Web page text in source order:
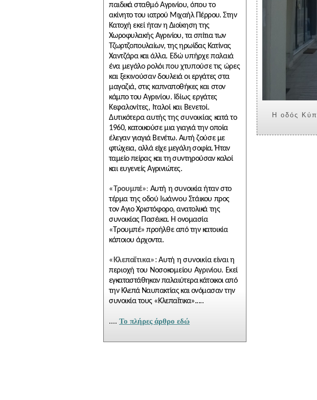
παιδικά σταθμό Αγρινίου, όπου το
ακίνητοτου ιατρού Μιχαήλ Πέρρου. Στην
Κατοχή εκεί ήταν η Διοίκηση της
ΧωροφυλακήςΑγρινίου, τα σπίτια των
Τζωρτζοπουλαίων, της ηρωίδας Κατίνας
Χαντζάρα και άλλα. Εδώ υπήρχε παλαιά
ένα μεγάλο ρολόι που χτυπούσε τις ώρες
και ξεκινούσανδουλειά οι εργάτες στα
μαγαζιά, στις καπναποθήκες και στον
κάμπο του Αγρινίου. Ιδίως εργάτες
Κεφαλονίτες, Ιταλοί και Βενετοί.
Δυτικότερα αυτής της συνοικίας κατά το
1960, κατοικούσε μια γιαγιά την οποία
έλεγαν γιαγιά Βενέτω. Αυτή ζούσε με
φτώχεια, αλλά είχε μεγάλη σοφία. Ήταν
ταμείο πείρας και τη συντηρούσαν καλοί
και ευγενείς Αγρινιώτες.
«Τρουμπέ»:
τέρμα της οδού Ιωάννου Στάικου προς
τον Αγιο Χριστόφορο, ανατολικά της
συνοικίας Πασέικα. Η ονομασία
«Τρουμπέ» προήλθε από την κατοικία
κάποιου άρχοντα.
«Κλεπαΐτικα»:Αυτή η συνοικία είναι η
περιοχή του Νοσοκομείου Αγρινίου. Εκεί
εγκαταστάθηκαν παλαιύτερα κάτοικοι από
την Κλεπά Ναυπακτίας και ονόμασαν την
συνοικία τους «Κλεπαΐτικα».....
.... To πλήρες άρθρο εδώ